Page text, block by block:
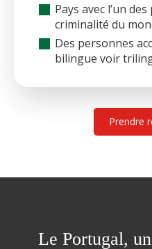
Pays avec l’un
criminalité du
Des personnes
bilingue voir
Prendre
Le Portugal,